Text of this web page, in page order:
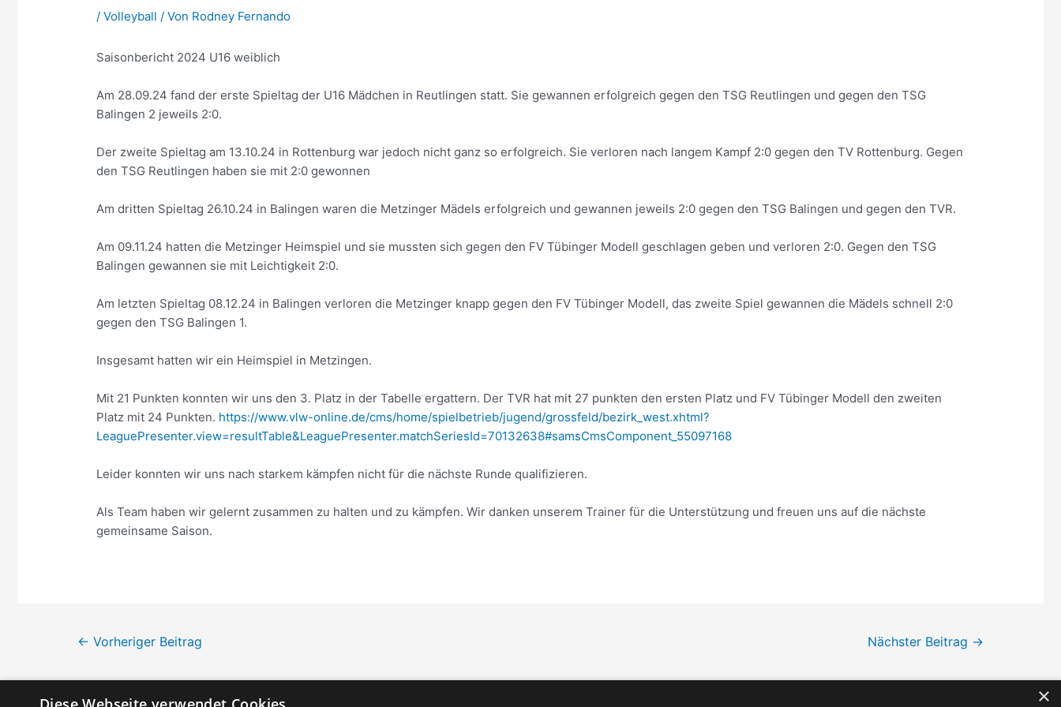
/Volleyball / Von Rodney Fernando
Saisonbericht 2024 U16 weiblich
Am 28.09.24 fand der erste Spieltag der U16 Mädchen in Reutlingen statt. Sie gewannen erfolgreich gegen den TSG Reutlingen und gegen den TSG
Balingen 2 jeweils 2:0.
Der zweite Spieltag am 13.10.24 in Rottenburg war jedoch nicht ganz so erfolgreich. Sie verloren nach langem Kampf 2:0 gegen den TV Rottenburg. Gegen
den TSG Reutlingen haben sie mit 2:0 gewonnen
Am dritten Spieltag 26.10.24 in Balingen waren die Metzinger Mädels erfolgreich und gewannen jeweils 2:0 gegen den TSG Balingen und gegen den TVR.
Am 09.11.24 hatten die Metzinger Heimspiel und sie mussten sich gegen den FV Tübinger Modell geschlagen geben und verloren 2:0. Gegen den TSG
Balingen gewannen sie mit Leichtigkeit 2:0.
Am letzten Spieltag 08.12.24 in Balingen verloren die Metzinger knapp gegen den FV Tübinger Modell, das zweite Spiel gewannen die Mädels schnell 2:0
gegen den TSG Balingen 1.
Insgesamt hatten wir ein Heimspiel in Metzingen.
Mit 21 Punkten konnten wir uns den 3. Platz in der Tabelle ergattern. Der TVR hat mit 27 punkten den ersten Platz und FV Tübinger Modell den zweiten
Platz mit 24 Punkten. https://www.vlw-online.de/cms/home/spielbetrieb/jugend/grossfeld/bezirk_west.xhtml?
LeaguePresenter.view=resultTable&LeaguePresenter.matchSeriesId=70132638#samsCmsComponent_55097168
Leider konnten wir uns nach starkem kämpfen nicht für die nächste Runde qualifizieren.
Als Team haben wir gelernt zusammen zu halten und zu kämpfen. Wir danken unserem Trainer für die Unterstützung und freuen uns auf die nächste
gemeinsame Saison.
Beitragsnavigation
← Vorheriger Beitrag Nächster Beitrag →
×